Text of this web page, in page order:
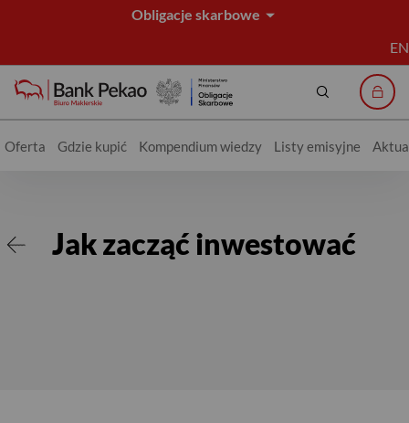
Obligacje skarbowe
EN
Oferta Gdzie kupić Kompendium wiedzy Listy emisyjne
Szukaj
Jak zacząć inwestować